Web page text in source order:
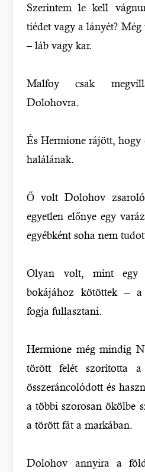
Szerintem le kell
tiédet vagy a lányét?
– láb vagy kar.
Malfoy csak
Dolohovra.
És Hermione rájött,
halálának.
Ő volt Dolohov
egyetlen előnye egy
egyébként soha nem
Olyan volt, mint egy
bokájához kötöttek –
fogja fullasztani.
Hermione még mindig
törött felét szorította
összeráncolódott és
a többi szorosan ökölbe
a törött fát a markában.
Dolohov annyira a